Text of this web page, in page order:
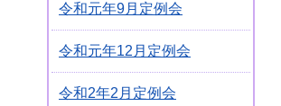
令和元年9月定例会
令和元年12月定例会
令和2年2月定例会